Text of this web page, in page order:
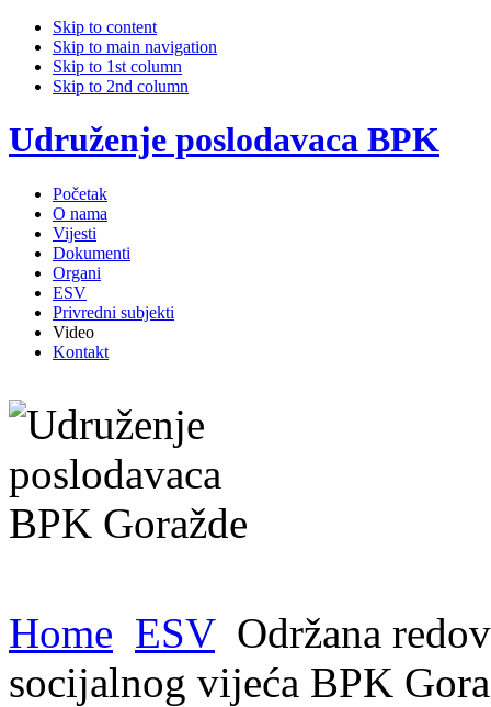
Skip to content
Skip to main navigation
Skip to 1st column
Skip to 2nd column
Udruženje poslodavaca BPK
Početak
O nama
Vijesti
Dokumenti
Organi
ESV
Privredni subjekti
Video
Kontakt
Home ESV Održana
socijalnog vijeća BPK